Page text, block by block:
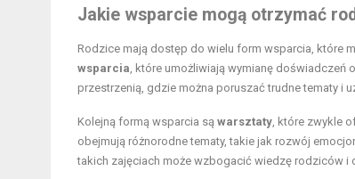
Jakie wsparcie mogą otrzymać
Rodzice mają dostęp do wielu form wsparcia, które
wsparcia , które umożliwiają wymianę
przestrzenią, gdzie można poruszać trudne tematy i
Kolejną formą wsparcia są warsztaty , które zwykle
obejmują różnorodne tematy, takie jak rozwój
takich zajęciach może wzbogacić wiedzę rodziców i